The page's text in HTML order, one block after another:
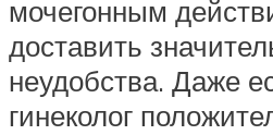
мочегонным
доставить
неудобства. Даже
гинеколог